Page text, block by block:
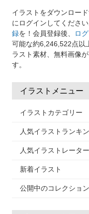
イラストをダウンロー
にログインしてくださ
録を！会員登録後、 ロ
可能な約6,246,522点以
ラスト素材、無料画像
す。
イラストメニュー
イラストカテゴリー
人気イラストランキ
人気イラストレーター
新着イラスト
公開中のコレクション